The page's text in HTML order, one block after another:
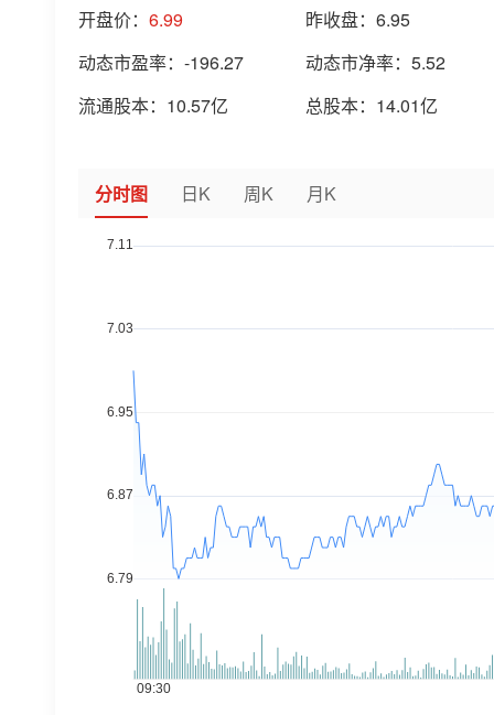
开盘价： 6.99 昨收盘： 6.95
动态市盈率： -196.27 动态市净率： 5.52
流通股本： 10.57亿 总股本： 14.01亿
分时图 日K 周K 月K